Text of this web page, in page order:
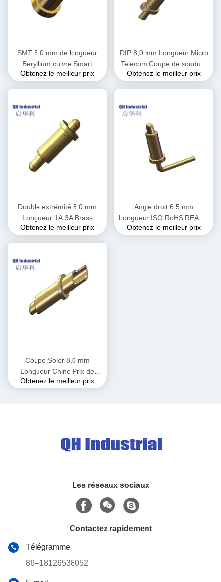
SMT 5,0 mm de longueur
Beryllium cuivre Smart
Watch à double tête RF 1A
Obtenez le meilleur prix
DIP 8,0 mm Longueur Micro
Telecom Coupe de soudure
SMT DIP SMT Pin Pogo
Obtenez le meilleur prix
Double extrémité 8,0 mm
Longueur 1A 3A Brass
C3604 Connecteur de
Obtenez le meilleur prix
Angle droit 6,5 mm
Longueur ISO RoHS REACH
Androvid TV Box à double
Obtenez le meilleur prix
Coupe Soler 8,0 mm
Longueur Chine Prix de
l'usine LED Ethernet Smart
Obtenez le meilleur prix
Les réseaux sociaux
Contactez rapidement
Télégramme
86--18126538052